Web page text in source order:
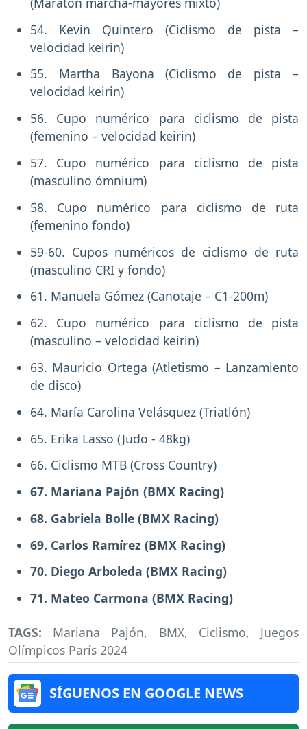
54. Kevin Quintero (Ciclismo de pista –
velocidad keirin)
55. Martha Bayona (Ciclismo de pista –
velocidad keirin)
56. Cupo numérico para ciclismo de pista
(femenino – velocidad keirin)
57. Cupo numérico para ciclismo de pista
(masculino ómnium)
58. Cupo numérico para ciclismo de ruta
(femenino fondo)
59-60. Cupos numéricos de ciclismo de ruta
(masculino CRI y fondo)
61. Manuela Gómez (Canotaje – C1-200m)
62. Cupo numérico para ciclismo de pista
(masculino – velocidad keirin)
63. Mauricio Ortega (Atletismo – Lanzamiento
de disco)
64. María Carolina Velásquez (Triatlón)
65. Erika Lasso (Judo - 48kg)
66. Ciclismo MTB (Cross Country)
67. Mariana Pajón (BMX Racing)
68. Gabriela Bolle (BMX Racing)
69. Carlos Ramírez (BMX Racing)
70. Diego Arboleda (BMX Racing)
71. Mateo Carmona (BMX Racing)
TAGS: Mariana Pajón, BMX, Ciclismo, Juegos
Olímpicos París 2024
SÍGUENOS EN GOOGLE NEWS